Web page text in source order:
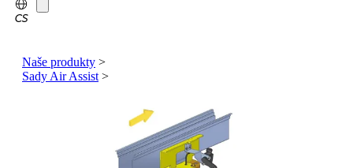
CS
Naše produkty >
Sady Air Assist >